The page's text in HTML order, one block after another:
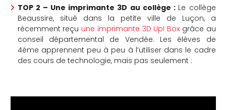
TOP 2 – Une imprimante 3D au collège : Le collège
Beaussire, situé dans la petite ville de Luçon, a
récemment reçu une imprimante 3D Up! Box grâce au
conseil départemental de Vendée. Les élèves de
4ème apprennent peu à peu à l’utiliser dans le cadre
des cours de technologie, mais pas seulement :